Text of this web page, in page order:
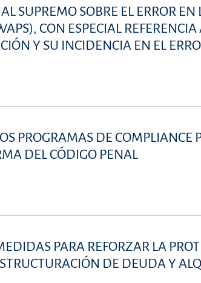
SUPREMO SOBRE EL ERROR
CON ESPECIAL REFERENCIA
Y SU INCIDENCIA EN EL
PROGRAMAS DE COMPLIANCE
DEL CÓDIGO PENAL
PARA REFORZAR LA
DE DEUDA Y